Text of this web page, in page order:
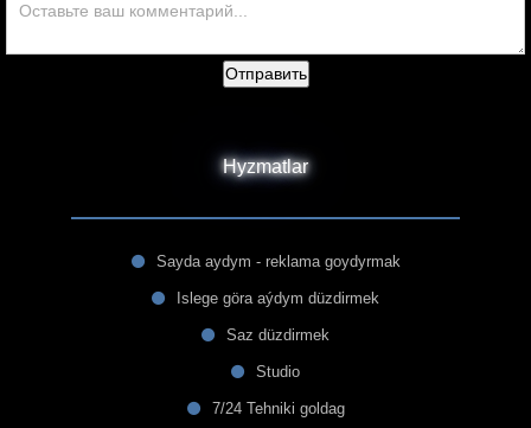
Отправить
Hyzmatlar
Sayda aydym - reklama goydyrmak
Islege göra aýdym düzdirmek
Saz düzdirmek
Studio
7/24 Tehniki goldag